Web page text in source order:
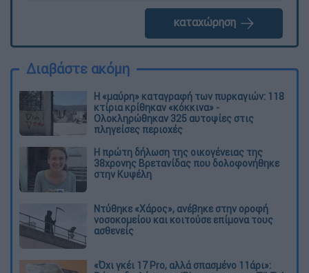
καταχώρηση
Διαβάστε ακόμη
Η «μαύρη» καταγραφή των πυρκαγιών: 118
κτίρια κρίθηκαν «κόκκινα» -
Ολοκληρώθηκαν 325 αυτοψίες στις
πληγείσες περιοχές
Η πρώτη δήλωση της οικογένειας της
38χρονης Βρετανίδας που δολοφονήθηκε
στην Κυψέλη
Ντύθηκε «Χάρος», ανέβηκε στην οροφή
νοσοκομείου και κοιτούσε επίμονα τους
ασθενείς
«Όχι γκέι 17 Pro, αλλά σπασμένο 11άρι»: